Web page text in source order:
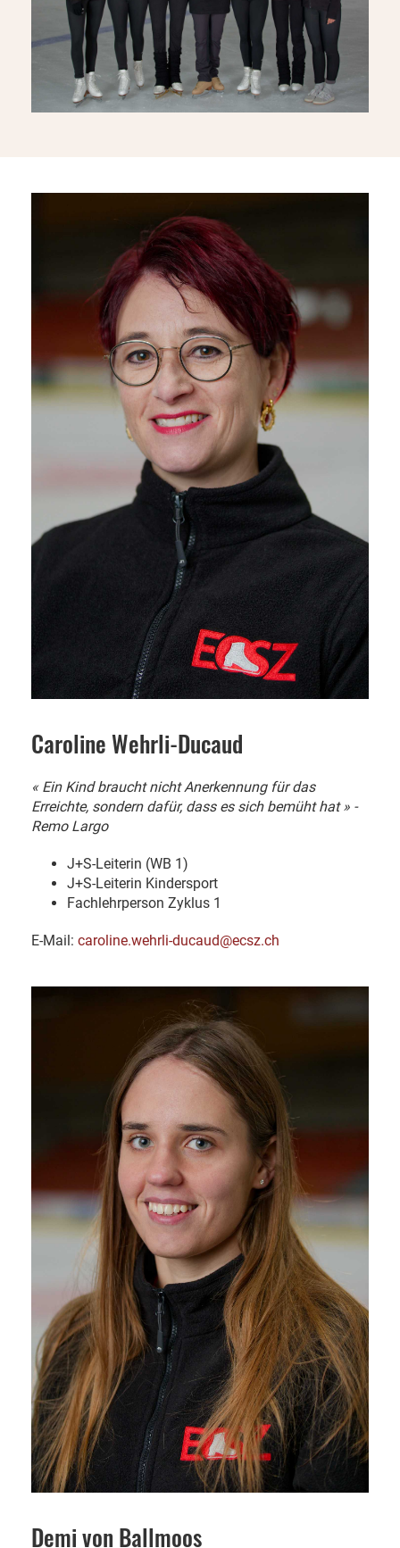
Caroline Wehrli-Ducaud
« Ein Kind braucht nicht Anerkennung für das
Erreichte, sondern dafür, dass es sich bemüht hat » -
Remo Largo
J+S-Leiterin (WB 1)
J+S-Leiterin Kindersport
Fachlehrperson Zyklus 1
E-Mail: caroline.wehrli-ducaud@ecsz.ch
Demi von Ballmoos